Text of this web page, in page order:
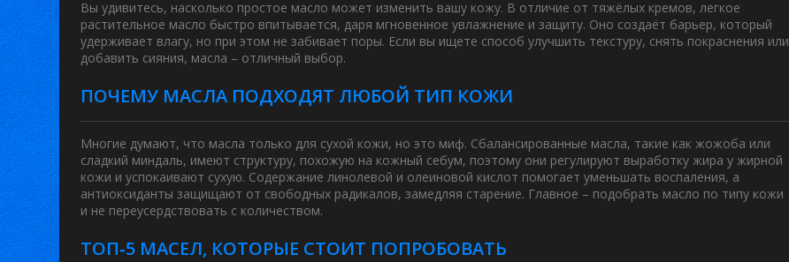
Вы удивитесь, насколько простое масло может изменить вашу кожу. В отличие от тяжёлых кремов, легкое
растительное масло быстро впитывается, даря мгновенное увлажнение и защиту. Оно создаёт барьер, который
удерживает влагу, но при этом не забивает поры. Если вы ищете способ улучшить текстуру, снять покраснения или
добавить сияния, масла – отличный выбор.
ПОЧЕМУ МАСЛА ПОДХОДЯТ ЛЮБОЙ ТИП КОЖИ
Многие думают, что масла только для сухой кожи, но это миф. Сбалансированные масла, такие как жожоба или
сладкий миндаль, имеют структуру, похожую на кожный себум, поэтому они регулируют выработку жира у жирной
кожи и успокаивают сухую. Содержание линолевой и олеиновой кислот помогает уменьшать воспаления, а
антиоксиданты защищают от свободных радикалов, замедляя старение. Главное – подобрать масло по типу кожи
и не переусердствовать с количеством.
ТОП‑5 МАСЕЛ, КОТОРЫЕ СТОИТ ПОПРОБОВАТЬ